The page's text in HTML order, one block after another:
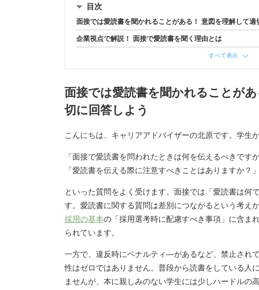
目次
面接では愛読書を聞かれることがある！ 意図を理解して適
企業視点で解説！ 面接で愛読書を聞く理由とは
すべて表示
面接では愛読書を聞かれることが
切に回答しよう
こんにちは、キャリアアドバイザーの北原です。学生
「面接で愛読書を問われたときは何を伝えるべきですか
「愛読書を伝える際に注意すべきことはありますか？」
といった質問をよく受けます。面接では「愛読書は何
す。愛読書に関する質問は差別につながるという考え
採用の基本の「採用選考時に配慮すべき事項」に含ま
られています。
一方で、違反時にペナルティ―があるなど、禁止され
性はゼロではありません。普段から読書をしている人
ませんが、本に親しみのない学生には少しハードルの